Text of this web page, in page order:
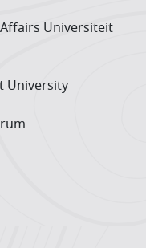
Universiteit
University